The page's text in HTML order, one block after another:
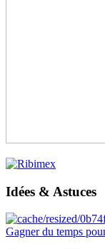
Idées & Astuces
Gagner du temps